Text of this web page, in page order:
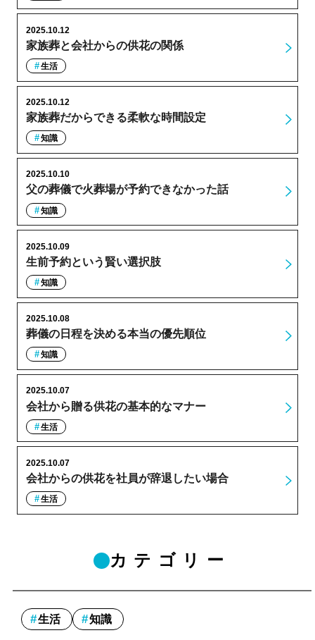
家族葬と会社からの供花の関係
2025.10.12
生活
家族葬だからできる柔軟な時間設定
2025.10.12
知識
父の葬儀で火葬場が予約できなかった話
2025.10.10
知識
生前予約という賢い選択肢
2025.10.09
知識
葬儀の日程を決める本当の優先順位
2025.10.08
知識
会社から贈る供花の基本的なマナー
2025.10.07
生活
会社からの供花を社員が辞退したい場合
2025.10.07
生活
カテゴリー
生活 知識